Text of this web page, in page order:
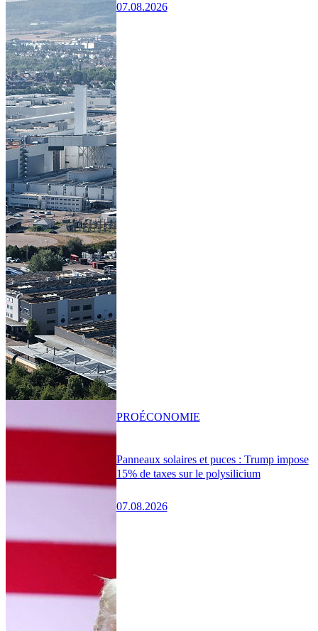
07.08.2026
Panneaux solaires et puces : Trump impose
15% de taxes sur le polysilicium
07.08.2026
PROÉCONOMIE